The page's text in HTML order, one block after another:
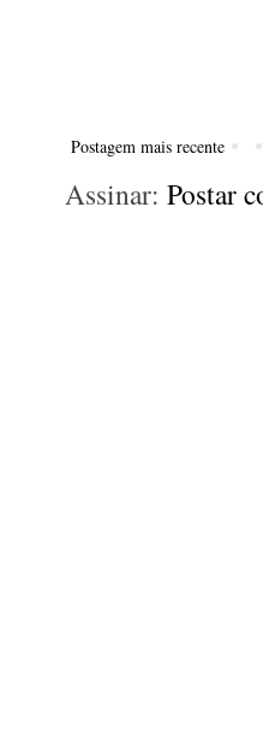
Postagem mais recente
Assinar: Postar